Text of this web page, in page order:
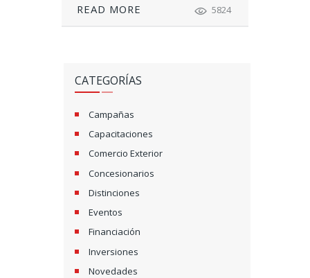
READ MORE 5824
CATEGORÍAS
Campañas
Capacitaciones
Comercio Exterior
Concesionarios
Distinciones
Eventos
Financiación
Inversiones
Novedades